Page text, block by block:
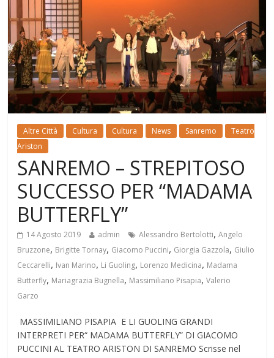
Altre Città Cultura Cultura News Sanremo
Teatro
Ariston
SANREMO – STREPITOSO
SUCCESSO PER “MADAMA
BUTTERFLY”
14 Agosto 2019 admin Alessandro Bertolotti,Angelo
Bruzzone, Brigitte Tornay, Giacomo Puccini, Giorgia Gazzola, Giulio
Ceccarelli, Ivan Marino, Li Guoling, Lorenzo Medicina, Madama
Butterfly, Mariagrazia Bugnella, Massimiliano Pisapia,Valerio
Garzo
MASSIMILIANO PISAPIA E LI GUOLING GRANDI
INTERPRETI PER“ MADAMA BUTTERFLY” DI GIACOMO
PUCCINI AL TEATRO ARISTON DI SANREMO Scrisse nel